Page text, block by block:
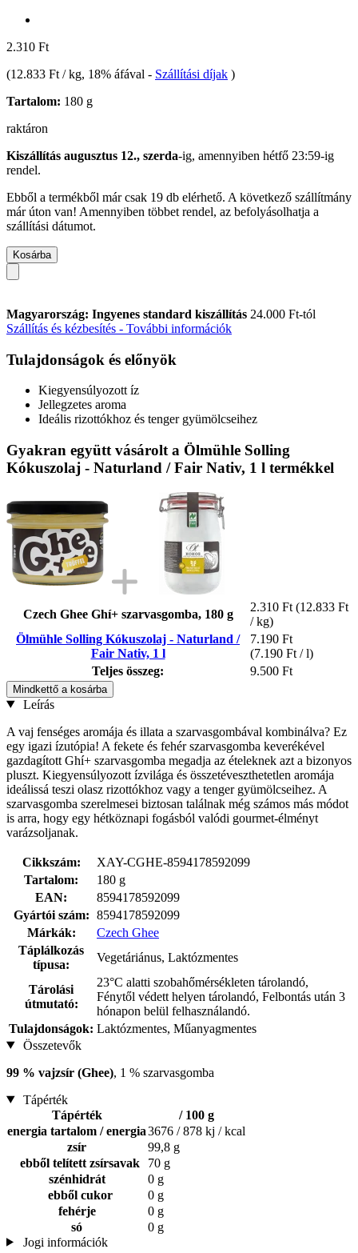
2.310 Ft
(12.833 Ft / kg, 18% áfával - Szállítási díjak )
Tartalom: 180 g
raktáron
Kiszállítás augusztus 12., szerda-ig, amennyiben hétfő 23:59-ig
rendel.
Ebből a termékből már csak 19 db elérhető. A következő szállítmány
már úton van! Amennyiben többet rendel, az befolyásolhatja a
szállítási dátumot.
Kosárba
Magyarország: Ingyenes standard kiszállítás 24.000 Ft-tól
Szállítás és kézbesítés - További információk
Tulajdonságok és előnyök
Kiegyensúlyozott íz
Jellegzetes aroma
Ideális rizottókhoz és tenger gyümölcseihez
Gyakran együtt vásárolt a Ölmühle Solling
Kókuszolaj - Naturland / Fair Nativ, 1 l termékkel
Czech Ghee Ghí+ szarvasgomba, 180 g
2.310 Ft (12.833 Ft
/ kg)
Ölmühle Solling Kókuszolaj - Naturland /
Fair Nativ, 1 l
7.190 Ft
(7.190 Ft / l)
Teljes összeg:
9.500 Ft
Mindkettő a kosárba
Leírás
A vaj fenséges aromája és illata a szarvasgombával kombinálva? Ez
egy igazi ízutópia! A fekete és fehér szarvasgomba keverékével
gazdagított Ghí+ szarvasgomba megadja az ételeknek azt a bizonyos
pluszt. Kiegyensúlyozott ízvilága és összetéveszthetetlen aromája
ideálissá teszi olasz rizottókhoz vagy a tenger gyümölcseihez. A
szarvasgomba szerelmesei biztosan találnak még számos más módot
is arra, hogy egy hétköznapi fogásból valódi gourmet-élményt
varázsoljanak.
Cikkszám:
XAY-CGHE-8594178592099
Tartalom:
180 g
EAN:
8594178592099
Gyártói szám: 8594178592099
Márkák:
Czech Ghee
Táplálkozás
típusa:
Vegetáriánus, Laktózmentes
Tárolási
útmutató:
23°C alatti szobahőmérsékleten tárolandó,
Fénytől védett helyen tárolandó, Felbontás után 3
hónapon belül felhasználandó.
Tulajdonságok: Laktózmentes, Műanyagmentes
Összetevők
99 % vajzsír (Ghee), 1 % szarvasgomba
Tápérték
Tápérték
/ 100 g
energia tartalom / energia3676 / 878 kj / kcal
zsír
99,8 g
ebből telített zsírsavak
70 g
szénhidrát
0 g
ebből cukor
0 g
fehérje
0 g
só
0 g
Jogi információk